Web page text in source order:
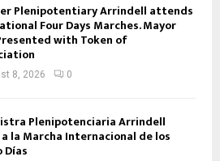
Plenipotentiary Arrindell attends
Four Days Marches. Mayor
with Token of
8, 2026 0
Plenipotenciaria Arrindell
la Marcha Internacional de los
Días